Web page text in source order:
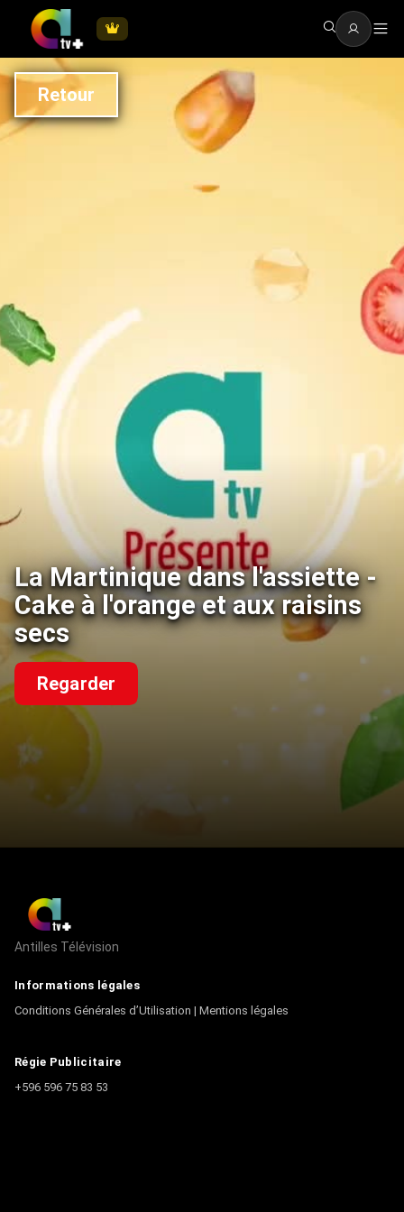
Retour
La Martinique dans l'assiette -
Cake à l'orange et aux raisins
secs
Regarder
Antilles Télévision
Informations légales
Conditions Générales d’Utilisation | Mentions légales
Régie Publicitaire
+596 596 75 83 53